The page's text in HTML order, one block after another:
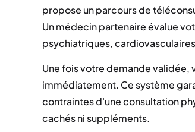
propose un parcours de
Un médecin partenaire évalue
psychiatriques,
Une fois votre demande
immédiatement. Ce système
contraintes d'une consultation
cachés ni suppléments.